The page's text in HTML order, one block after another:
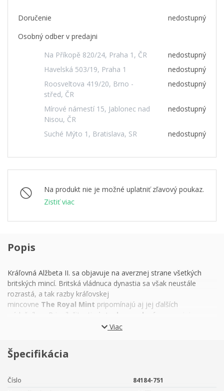
Doručenie
nedostupný
Osobný odber v predajni
Na Příkopě 820/24, Praha 1, ČR
nedostupný
Havelská 503/19, Praha 1
nedostupný
Roosveltova 419/20, Brno -
střed, ČR
nedostupný
Mírové námestí 15, Jablonec nad
Nisou, ČR
nedostupný
Suché Mýto 1, Bratislava, SR nedostupný
Na produkt nie je možné uplatniť zľavový poukaz.
Zistiť viac
Popis
Kráľovná Alžbeta II. sa objavuje na averznej strane všetkých
britských mincí. Britská vládnuca dynastia sa však neustále
rozrastá, a tak razby kráľovskej
mincovne The Royal Mint pripomínajú aj jej ďalších
príslušníkov. Pri príležitosti
piatych narodenín
sa svojej
dočkal
Charlesa a pravnuk kráľovnej Alžbety II.
chlapec, ktorého celý titul znie Jeho kráľovská Výsosť princ
George Alexander Louis z Cambridge, si to zrejme ešte
Viac
Špecifikácia
Číslo
84184-751